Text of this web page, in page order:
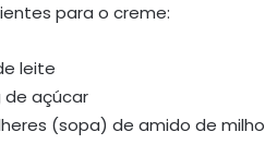
para o creme:
leite
de açúcar
(sopa) de amido de milho